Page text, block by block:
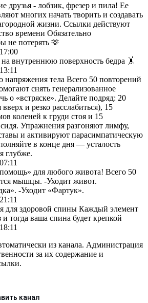
друзья - лобзик, фрезер и пила! Ее
многих начать творить и создавать
жизни. Ссылки действуют
времени Обязательно
не потерять 🫶
внутреннюю поверхность бедра 🤸
напряжения тела Всего 50 повторений
снять генерализованное
о «встряске». Делайте подряд: 20
вверх и резко расслабиться), 15
коленей к груди стоя и 15
Упражнения разгоняют лимфу,
и активируют парасимпатическую
в конце дня — усталость
глубже.
для любого живота! Всего 50
мышцы. -Уходит живот.
-Уходит «Фартук».
для здоровой спины Каждый элемент
тогда ваша спина будет крепкой
из канала. Администрация
за их содержание и
канал